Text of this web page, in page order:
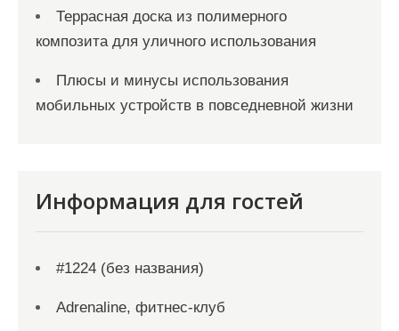
Террасная доска из полимерного
композита для уличного использования
Плюсы и минусы использования
мобильных устройств в повседневной жизни
Информация для гостей
#1224 (без названия)
Adrenaline, фитнес-клуб